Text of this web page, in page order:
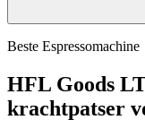
Beste Espressomachine
HFL Goods
krachtpatser